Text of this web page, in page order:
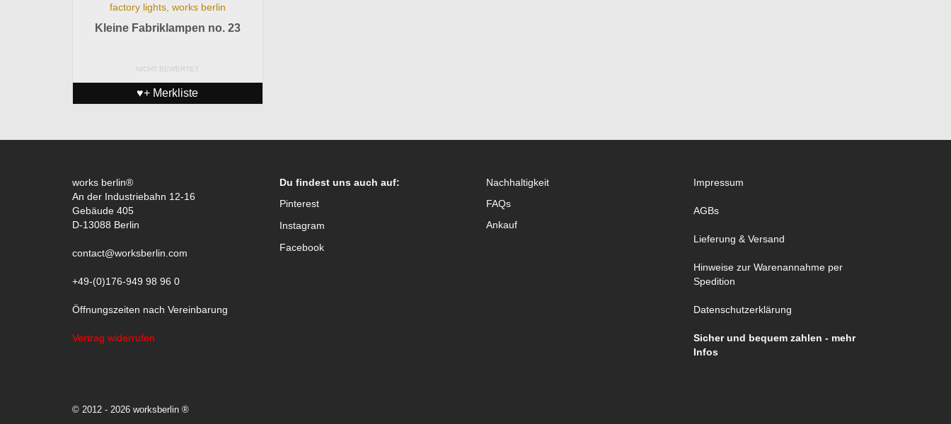
Kleine Fabriklampen no. 23
NICHT BEWERTET
♥+ Merkliste
works berlin®
An der Industriebahn 12-16
Gebäude 405
D-13088 Berlin
contact@worksberlin.com
+49-(0)176-949 98 96 0
Öffnungszeiten nach Vereinbarung
Vertrag widerrufen
Du findest uns auch auf:
Pinterest
Instagram
Facebook
Nachhaltigkeit
FAQs
Ankauf
Impressum
AGBs
Lieferung & Versand
Hinweise zur Warenannahme per
Spedition
Datenschutzerklärung
Sicher und bequem zahlen - mehr
Infos
© 2012 - 2026 worksberlin ®